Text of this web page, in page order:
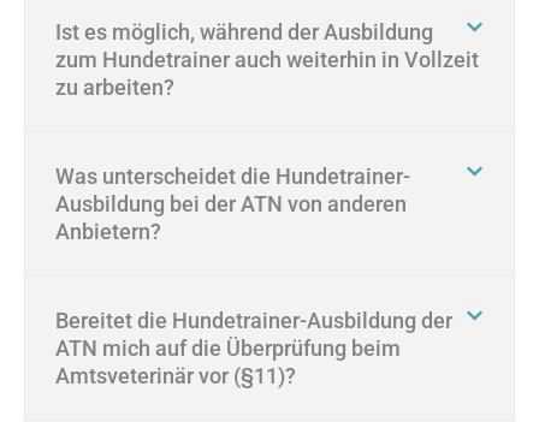
Ist es möglich, während der Ausbildung
zum Hundetrainer auch weiterhin in Vollzeit
zu arbeiten?
Was unterscheidet die Hundetrainer-
Ausbildung bei der ATN von anderen
Anbietern?
Bereitet die Hundetrainer-Ausbildung der
ATN mich auf die Überprüfung beim
Amtsveterinär vor (§11)?